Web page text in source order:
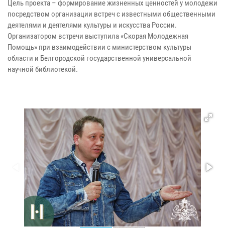
Цель проекта – формирование жизненных ценностей у молодежи
посредством организации встреч с известными общественными
деятелями и деятелями культуры и искусства России.
Организатором встречи выступила «Скорая Молодежная
Помощь» при взаимодействии с министерством культуры
области и Белгородской государственной универсальной
научной библиотекой.